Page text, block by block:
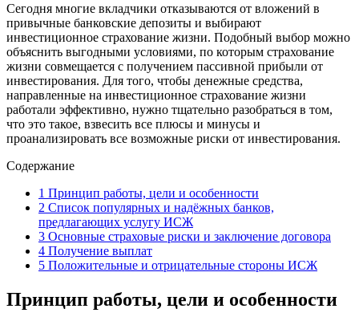
Сегодня многие вкладчики отказываются от вложений в
привычные банковские депозиты и выбирают
инвестиционное страхование жизни. Подобный выбор можно
объяснить выгодными условиями, по которым страхование
жизни совмещается с получением пассивной прибыли от
инвестирования. Для того, чтобы денежные средства,
направленные на инвестиционное страхование жизни
работали эффективно, нужно тщательно разобраться в том,
что это такое, взвесить все плюсы и минусы и
проанализировать все возможные риски от инвестирования.
Содержание
1 Принцип работы, цели и особенности
2 Список популярных и надёжных банков,
предлагающих услугу ИСЖ
3 Основные страховые риски и заключение договора
4 Получение выплат
5 Положительные и отрицательные стороны ИСЖ
Принцип работы, цели и особенности